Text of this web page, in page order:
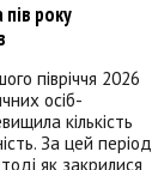
року
півріччя 2026
осіб-
кількість
За цей період
як закрилися